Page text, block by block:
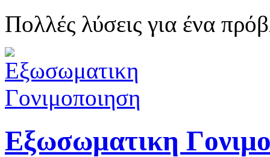
Πολλές λύσεις για ένα
Εξωσωματικη